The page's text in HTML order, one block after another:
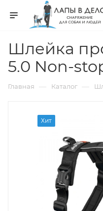
Шлейка
5.0 Non-
Главная — Каталог —
Хит